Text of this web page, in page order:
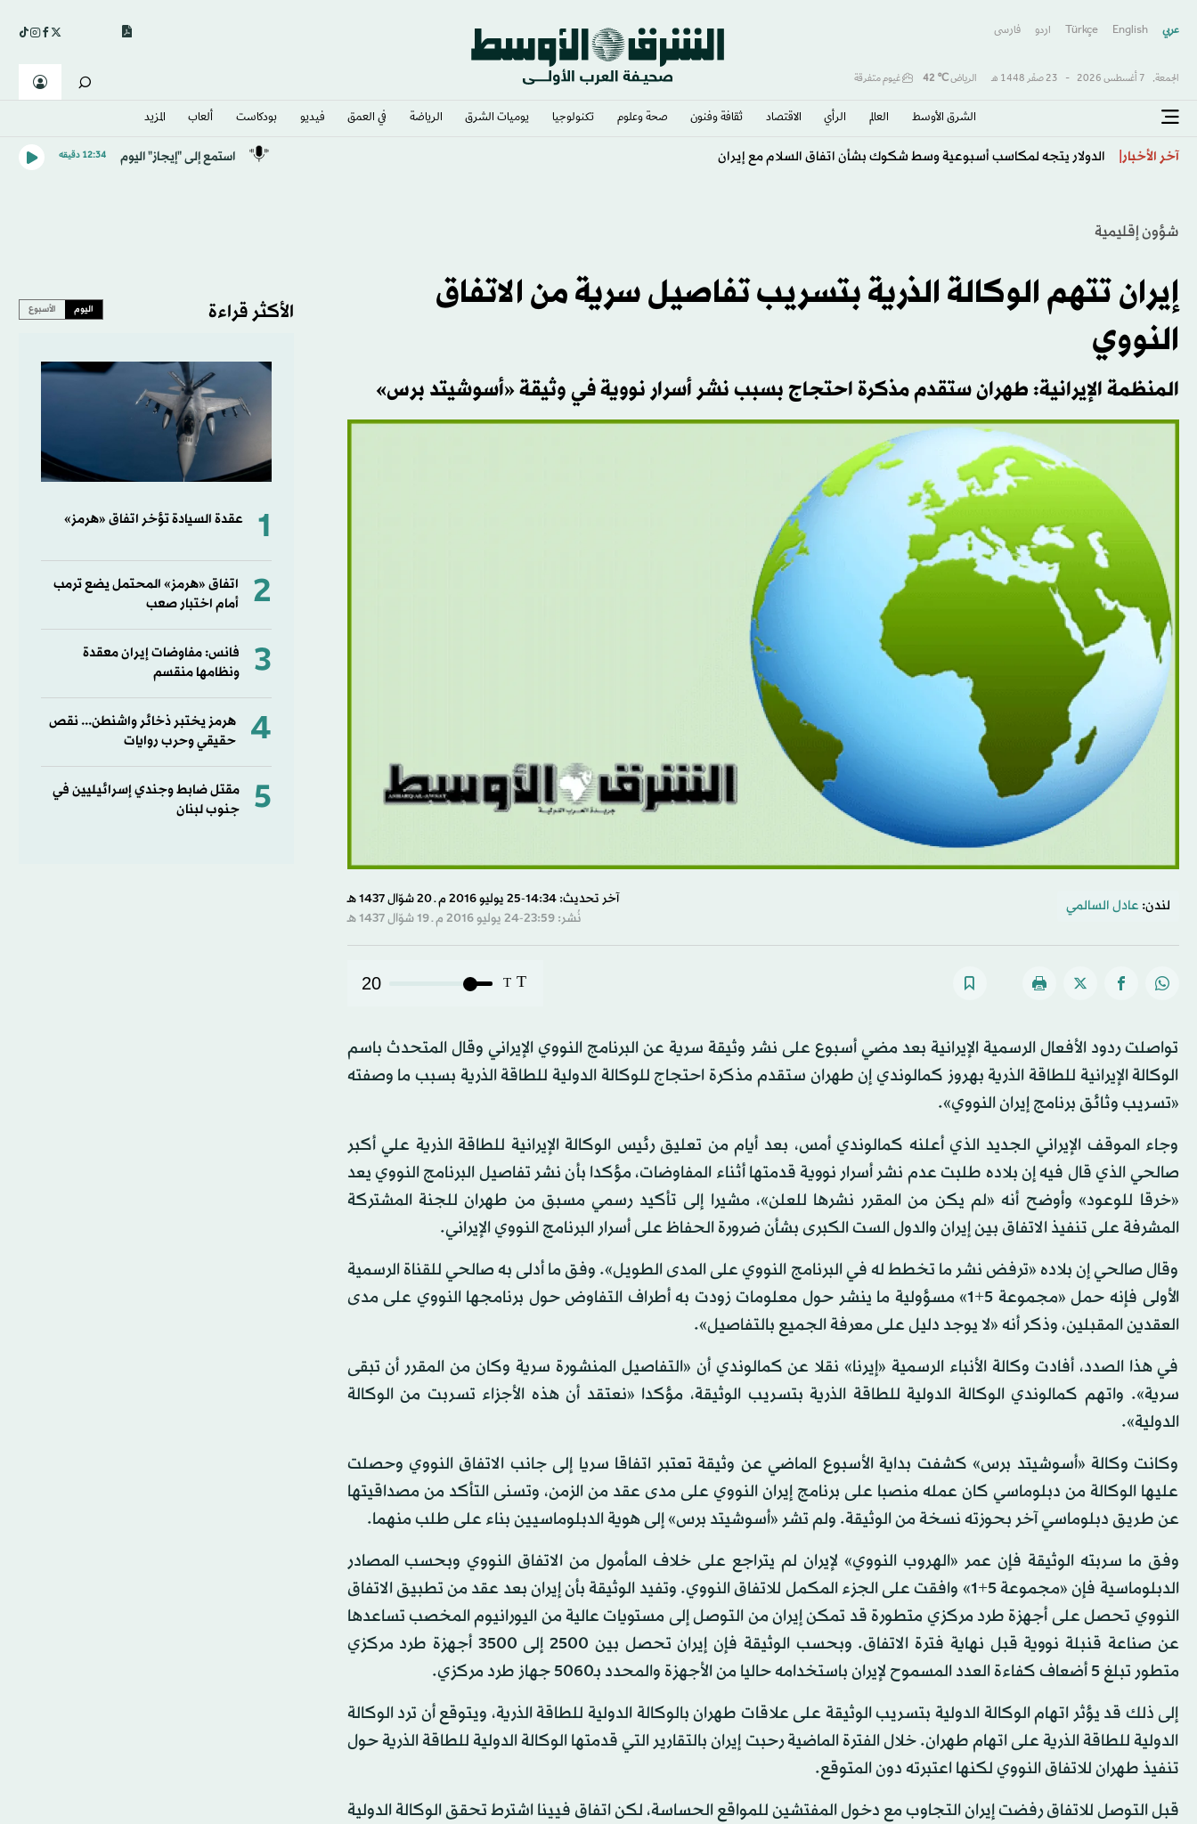
عربي English
Türkçe اردو فارسى
الجمعة, 7 أغسطس 2026 - 23 صفَر 1448 هـ الرياض℃
42 غيوم متفرقة
الشرق الأوسط​ العالم الرأي الاقتصاد ثقافة وفنون صحة وعلوم تكنولوجيا يوميات الشرق​ الرياضة في العمق فيديو بودكاست ألعاب المزيد
آخر الأخبار
الذكاء الاصطناعي يبتكر فيروسات جديدة... إنجاز علمي يثير مخاوف أمنية
استمع إلى "إيجاز" اليوم 12:34 دقيقه
شؤون إقليمية
إيران تتهم الوكالة الذرية بتسريب تفاصيل سرية من الاتفاق
النووي
المنظمة الإيرانية: طهران ستقدم مذكرة احتجاج بسبب نشر أسرار نووية في وثيقة «أسوشيتد برس»
لندن: عادل السالمي
آخر تحديث: 14:34-25 يوليو 2016 م ـ 20 شوّال 1437 هـ
نُشر: 23:59-24 يوليو 2016 م ـ 19 شوّال 1437 هـ
T
T
20
تواصلت ردود الأفعال الرسمية الإيرانية بعد مضي أسبوع على نشر وثيقة سرية عن البرنامج النووي الإيراني وقال المتحدث باسم
الوكالة الإيرانية للطاقة الذرية بهروز كمالوندي إن طهران ستقدم مذكرة احتجاج للوكالة الدولية للطاقة الذرية بسبب ما وصفته
«تسريب وثائق برنامج إيران النووي».
وجاء الموقف الإيراني الجديد الذي أعلنه كمالوندي أمس، بعد أيام من تعليق رئيس الوكالة الإيرانية للطاقة الذرية علي أكبر
صالحي الذي قال فيه إن بلاده طلبت عدم نشر أسرار نووية قدمتها أثناء المفاوضات، مؤكدا بأن نشر تفاصيل البرنامج النووي يعد
«خرقا للوعود» وأوضح أنه «لم يكن من المقرر نشرها للعلن»، مشيرا إلى تأكيد رسمي مسبق من طهران للجنة المشتركة
المشرفة على تنفيذ الاتفاق بين إيران والدول الست الكبرى بشأن ضرورة الحفاظ على أسرار البرنامج النووي الإيراني.
وقال صالحي إن بلاده «ترفض نشر ما تخطط له في البرنامج النووي على المدى الطويل». وفق ما أدلى به صالحي للقناة الرسمية
الأولى فإنه حمل «مجموعة 5+1» مسؤولية ما ينشر حول معلومات زودت به أطراف التفاوض حول برنامجها النووي على مدى
العقدين المقبلين، وذكر أنه «لا يوجد دليل على معرفة الجميع بالتفاصيل».
في هذا الصدد، أفادت وكالة الأنباء الرسمية «إيرنا» نقلا عن كمالوندي أن «التفاصيل المنشورة سرية وكان من المقرر أن تبقى
سرية». واتهم كمالوندي الوكالة الدولية للطاقة الذرية بتسريب الوثيقة، مؤكدا «نعتقد أن هذه الأجزاء تسربت من الوكالة
الدولية».
وكانت وكالة «أسوشيتد برس» كشفت بداية الأسبوع الماضي عن وثيقة تعتبر اتفاقا سريا إلى جانب الاتفاق النووي وحصلت
عليها الوكالة من دبلوماسي كان عمله منصبا على برنامج إيران النووي على مدى عقد من الزمن، وتسنى التأكد من مصداقيتها
عن طريق دبلوماسي آخر بحوزته نسخة من الوثيقة. ولم تشر «أسوشيتد برس» إلى هوية الدبلوماسيين بناء على طلب منهما.
وفق ما سربته الوثيقة فإن عمر «الهروب النووي» لإيران لم يتراجع على خلاف المأمول من الاتفاق النووي وبحسب المصادر
الدبلوماسية فإن «مجموعة 5+1» وافقت على الجزء المكمل للاتفاق النووي. وتفيد الوثيقة بأن إيران بعد عقد من تطبيق الاتفاق
النووي تحصل على أجهزة طرد مركزي متطورة قد تمكن إيران من التوصل إلى مستويات عالية من اليورانيوم المخصب تساعدها
عن صناعة قنبلة نووية قبل نهاية فترة الاتفاق. وبحسب الوثيقة فإن إيران تحصل بين 2500 إلى 3500 أجهزة طرد مركزي
متطور تبلغ 5 أضعاف كفاءة العدد المسموح لإيران باستخدامه حاليا من الأجهزة والمحدد بـ5060 جهاز طرد مركزي.
إلى ذلك قد يؤثر اتهام الوكالة الدولية بتسريب الوثيقة على علاقات طهران بالوكالة الدولية للطاقة الذرية، ويتوقع أن ترد الوكالة
الدولية للطاقة الذرية على اتهام طهران. خلال الفترة الماضية رحبت إيران بالتقارير التي قدمتها الوكالة الدولية للطاقة الذرية حول
تنفيذ طهران للاتفاق النووي لكنها اعتبرته دون المتوقع.
قبل التوصل للاتفاق رفضت إيران التجاوب مع دخول المفتشين للمواقع الحساسة، لكن اتفاق فيينا اشترط تحقق الوكالة الدولية
الأكثر قراءة اليوم الأسبوع
1 عقدة السيادة تؤخر اتفاق «هرمز»
2
اتفاق «هرمز» المحتمل يضع ترمب
أمام اختبار صعب
3
فانس: مفاوضات إيران معقدة
ونظامها منقسم
4
هرمز يختبر ذخائر واشنطن... نقص
حقيقي وحرب روايات
5
مقتل ضابط وجندي إسرائيليين في
جنوب لبنان